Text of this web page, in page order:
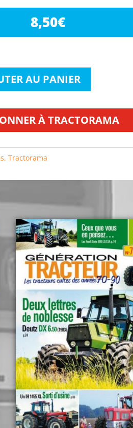
8,50€
AU PANIER
À TRACTORAMA
,Tractorama